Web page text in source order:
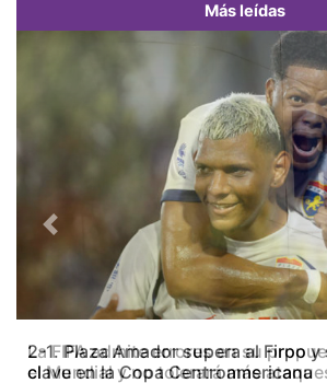
Más leídas
La FIFA admite errores en su
el Mundial y no tolerará más
Previous